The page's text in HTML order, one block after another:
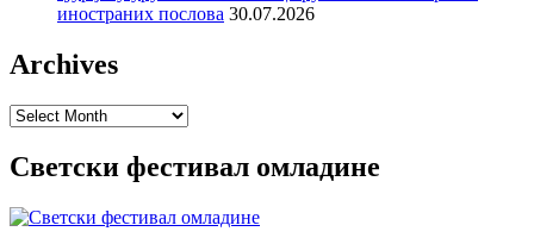
иностраних послова 30.07.2026
Archives
Archives
Светски фестивал омладине